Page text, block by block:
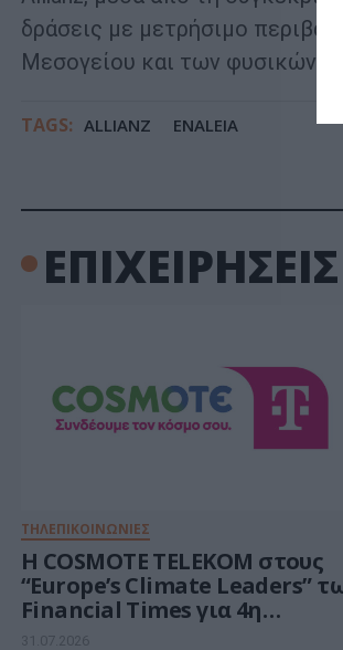
δράσεις με μετρήσιμο
Μεσογείου και των φυσικών
TAGS: ALLIANZ ENALEIA
ΕΠΙΧΕΙΡΗΣΕΙΣ
ΤΗΛΕΠΙΚΟΙΝΩΝΙΕΣ
Η COSMOTE TELEKOM στους
“Europe’s Climate Leaders”
Financial Times για 4η
συνεχόμενη χρονιά
31.07.2026